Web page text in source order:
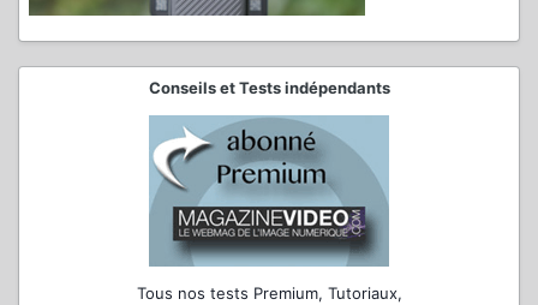
Conseils et Tests indépendants
Tous nos tests Premium, Tutoriaux,